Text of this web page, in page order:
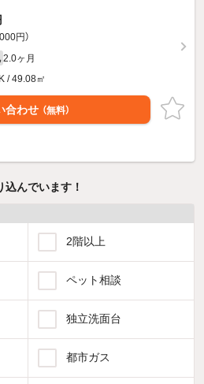
円）
2.0ヶ月
/ 49.08㎡
合わせ （無料）
んでいます！
2階以上
ペット相談
独立洗面台
都市ガス